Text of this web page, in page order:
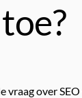
vraag over